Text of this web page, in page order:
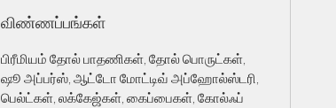
விண்ணப்பங்கள்
பிரீமியம் தோல் பாதணிகள், தோல் பொருட்கள்,
ஷூ அப்பர்ஸ், ஆட்டோ மோட்டிவ் அப்ஹோல்ஸ்டரி,
பெல்ட்கள், லக்கேஜ்கள், கைப்பைகள், கோல்ஃப்